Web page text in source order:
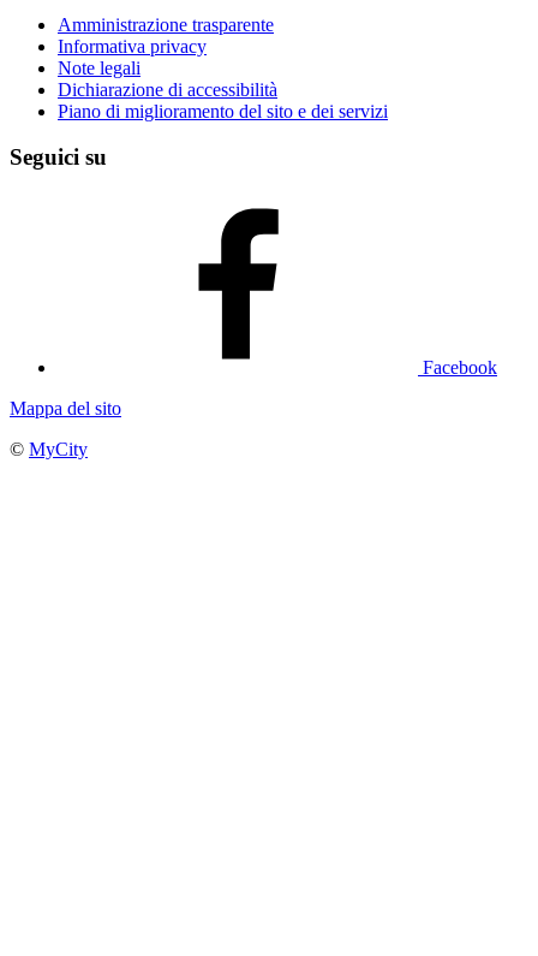
Amministrazione trasparente
Informativa privacy
Note legali
Dichiarazione di accessibilità
Piano di miglioramento del sito e dei servizi
Seguici su
Facebook
Mappa del sito
© MyCity